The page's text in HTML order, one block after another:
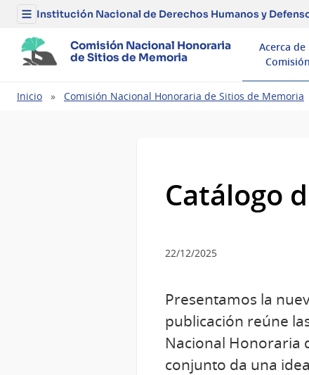
Menú
del
Institución
Nacional
de
Derechos
Defensoría
Institución Nacional de Derechos Humanos y
Comisión Nacional Honoraria
de Sitios de Memoria
Acerca de
Comisión
Ruta
Inicio Comisión Nacional Honoraria de Sitios de Memoria
Catálogo
22/12/2025
Presentamos la
publicación reúne
Nacional Honoraria
conjunto da una